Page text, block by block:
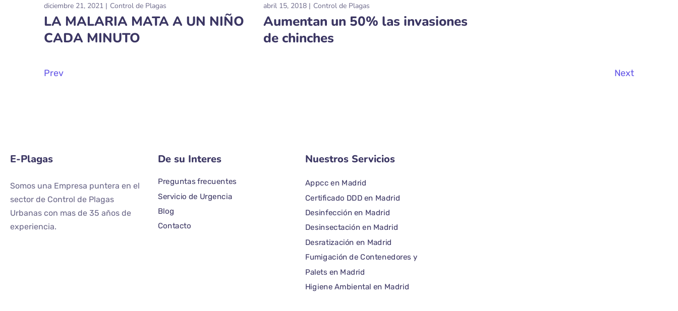
diciembre 21, 2021 Control de Plagas
LA MALARIA MATA A UN NIÑO
CADA MINUTO
abril 15, 2018 Control de Plagas
Aumentan un 50% las invasiones
de chinches
Prev Next
E-Plagas
Somos una Empresa puntera en el
sector de Control de Plagas
Urbanas con mas de 35 años de
experiencia.
De su Interes
Preguntas frecuentes
Servicio de Urgencia
Blog
Contacto
Nuestros Servicios
Appcc en Madrid
Certificado DDD en Madrid
Desinfección en Madrid
Desinsectación en Madrid
Desratización en Madrid
Fumigación de Contenedores y
Palets en Madrid
Higiene Ambiental en Madrid